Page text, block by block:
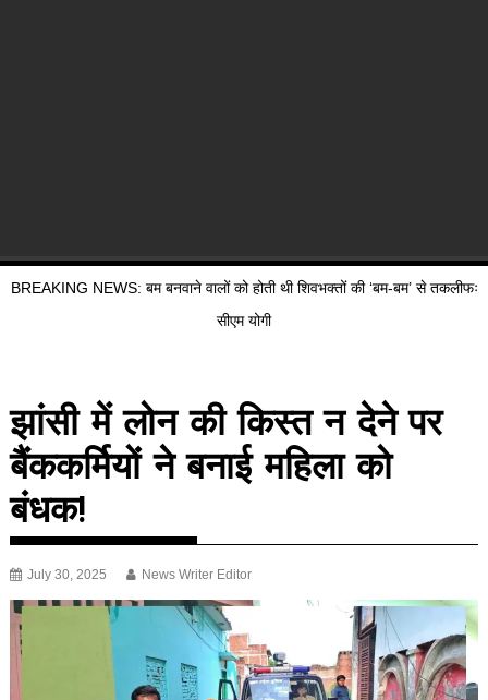
BREAKING NEWS: बम बनवाने वालों को होती थी शिवभक्तों की ‘बम-बम’ से तकलीफः
सीएम योगी
झांसी में लोन की किस्त न देने पर
बैंककर्मियों ने बनाई महिला को
बंधक!
July 30, 2025 News Writer Editor